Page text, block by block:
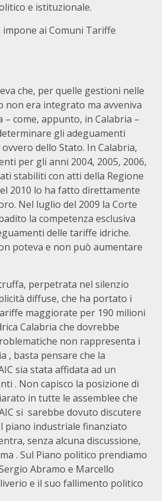
e istituzionale.
impone ai Comuni Tariffe
che, per quelle gestioni nelle
non era integrato ma avveniva
come, appunto, in Calabria –
gli adeguamenti
dello Stato. In Calabria,
per gli anni 2004, 2005, 2006,
stabiliti con atti della Regione
2010 lo ha fatto direttamente
Nel luglio del 2009 la Corte
la competenza esclusiva
delle tariffe idriche.
poteva e non può aumentare
perpetrata nel silenzio
diffuse, che ha portato i
maggiorate per 190 milioni
Calabria che dovrebbe
non rappresenta i
, basta pensare che la
sia stata affidata ad un
. Non capisco la posizione di
in tutte le assemblee che
si sarebbe dovuto discutere
piano industriale finanziato
senza alcuna discussione,
. Sul Piano politico prendiamo
Abramo e Marcello
e il suo fallimento politico